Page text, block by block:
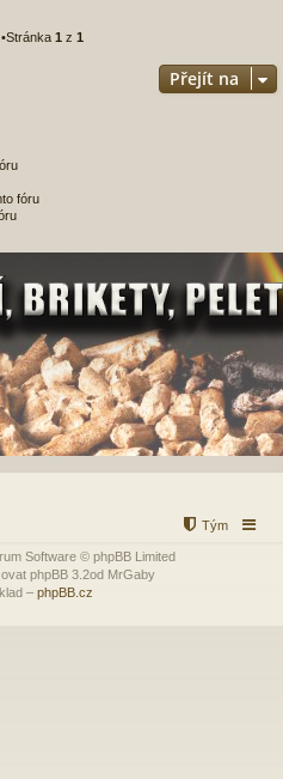
1 z 1
Přejít na
fóru
Tým
Software © phpBB Limited
phpBB 3.2od MrGaby
– phpBB.cz